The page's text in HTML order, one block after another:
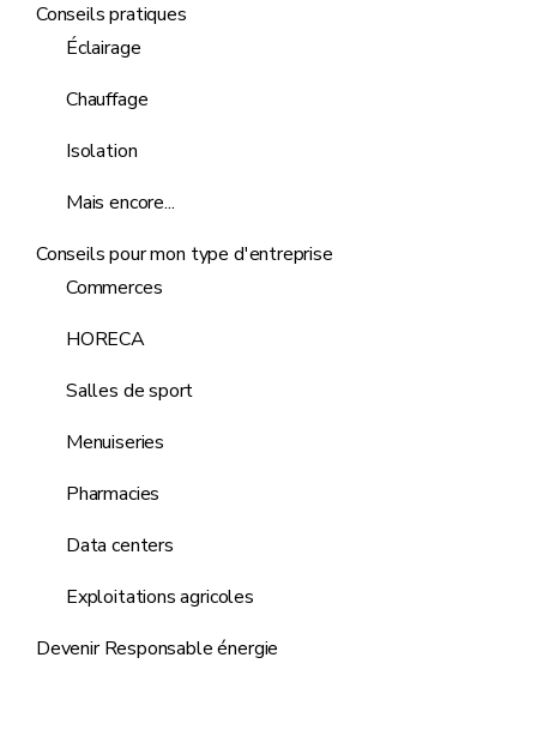
Conseils pratiques
Éclairage
Chauffage
Isolation
Mais encore...
Conseils pour mon type d'entreprise
Commerces
HORECA
Salles de sport
Menuiseries
Pharmacies
Data centers
Exploitations agricoles
Devenir Responsable énergie